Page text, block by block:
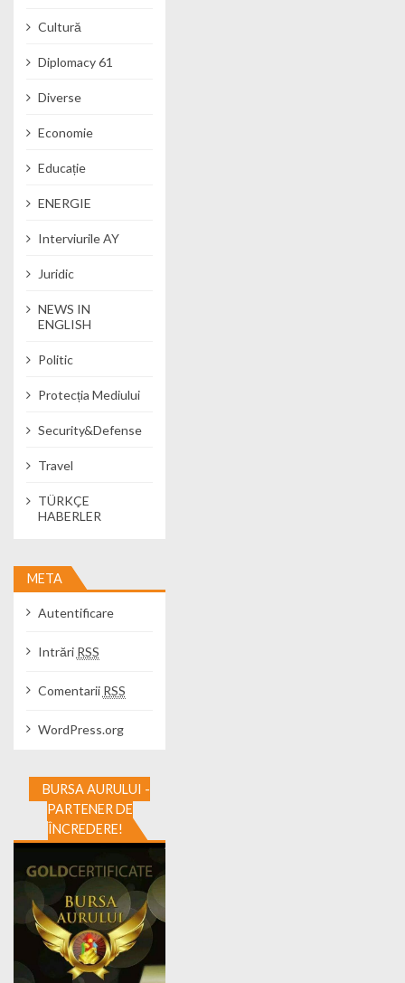
Cultură
Diplomacy 61
Diverse
Economie
Educație
ENERGIE
Interviurile AY
Juridic
NEWS IN
ENGLISH
Politic
Protecția Mediului
Security&Defense
Travel
TÜRKÇE
HABERLER
META
Autentificare
Intrări RSS
Comentarii RSS
WordPress.org
BURSA AURULUI -
PARTENER DE
ÎNCREDERE!